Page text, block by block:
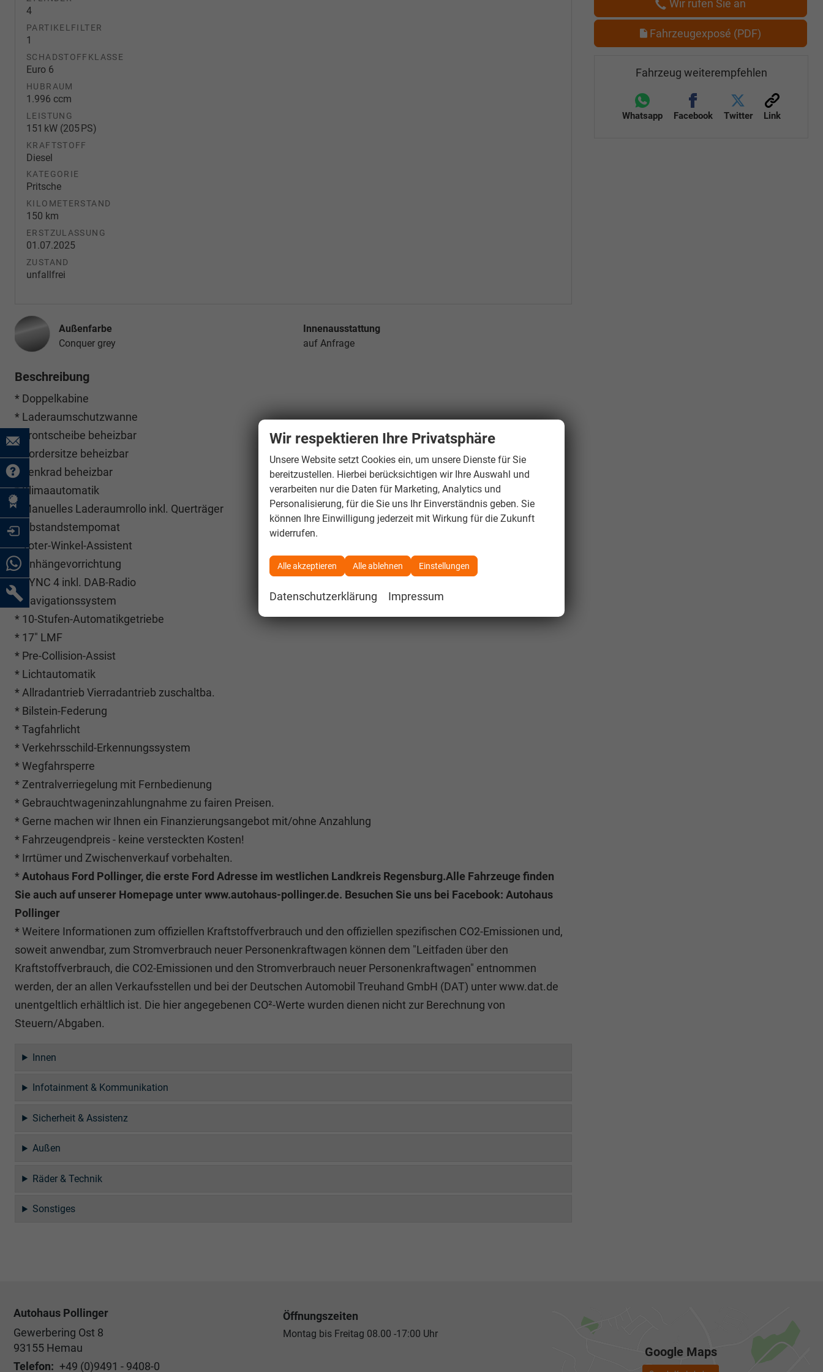
Wir rufen Sie an
Fahrzeugexposé (PDF)
Fahrzeug weiterempfehlen
Whatsapp Facebook Twitter Link
4
PARTIKELFILTER
1
SCHADSTOFFKLASSE
Euro 6
HUBRAUM
1.996 ccm
LEISTUNG
151 kW (205 PS)
KRAFTSTOFF
Diesel
KATEGORIE
Pritsche
KILOMETERSTAND
150 km
ERSTZULASSUNG
01.07.2025
ZUSTAND
unfallfrei
Außenfarbe
Conquer grey
Innenausstattung
auf Anfrage
Beschreibung
* Doppelkabine
* Laderaumschutzwanne
* Frontscheibe beheizbar
* Vordersitze beheizbar
* Lenkrad beheizbar
* Klimaautomatik
* Manuelles Laderaumrollo inkl. Querträger
* Abstandstempomat
* Toter-Winkel-Assistent
* Anhängevorrichtung
* SYNC 4 inkl. DAB-Radio
* Navigationssystem
* 10-Stufen-Automatikgetriebe
* 17" LMF
* Pre-Collision-Assist
* Lichtautomatik
* Allradantrieb Vierradantrieb zuschaltba.
* Bilstein-Federung
* Tagfahrlicht
* Verkehrsschild-Erkennungssystem
* Wegfahrsperre
* Zentralverriegelung mit Fernbedienung
* Gebrauchtwageninzahlungnahme zu fairen Preisen.
* Gerne machen wir Ihnen ein Finanzierungsangebot mit/ohne Anzahlung
* Fahrzeugendpreis - keine versteckten Kosten!
* Irrtümer und Zwischenverkauf vorbehalten.
*Autohaus Ford Pollinger, die erste Ford Adresse im westlichen Landkreis Regensburg.Alle Fahrzeuge finden
Sie auch auf unserer Homepage unter www.autohaus-pollinger.de. Besuchen Sie uns bei Facebook: Autohaus
Pollinger
* Weitere Informationen zum offiziellen Kraftstoffverbrauch und den offiziellen spezifischen CO2-Emissionen und,
soweit anwendbar, zum Stromverbrauch neuer Personenkraftwagen können dem "Leitfaden über den
Kraftstoffverbrauch, die CO2-Emissionen und den Stromverbrauch neuer Personenkraftwagen" entnommen
werden, der an allen Verkaufsstellen und bei der Deutschen Automobil Treuhand GmbH (DAT) unter www.dat.de
unentgeltlich erhältlich ist. Die hier angegebenen CO²-Werte wurden dienen nicht zur Berechnung von
Steuern/Abgaben.
Innen
Infotainment & Kommunikation
Sicherheit & Assistenz
Außen
Räder & Technik
Sonstiges
Autohaus Pollinger
Gewerbering Ost 8
93155 Hemau
Telefon: +49 (0)9491 - 9408-0
Öffnungszeiten
Montag bis Freitag 08.00 -17:00 Uhr
Google Maps
Wir respektieren Ihre Privatsphäre
Unsere Website setzt Cookies ein, um unsere Dienste für Sie
bereitzustellen. Hierbei berücksichtigen wir Ihre Auswahl und
verarbeiten nur die Daten für Marketing, Analytics und
Personalisierung, für die Sie uns Ihr Einverständnis geben. Sie
können Ihre Einwilligung jederzeit mit Wirkung für die Zukunft
widerrufen.
Alle akzeptieren Alle ablehnen Einstellungen
Datenschutzerklärung Impressum